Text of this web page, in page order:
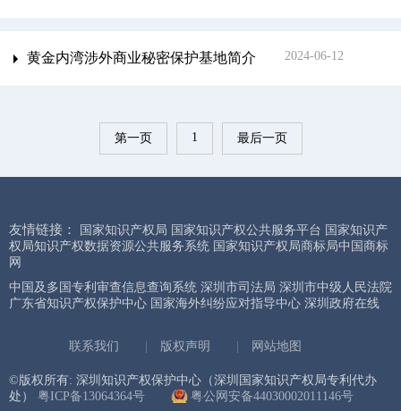
黄金内湾涉外商业秘密保护基地简介 2024-06-12
第一页 1 最后一页
友情链接： 国家知识产权局 国家知识产权公共服务平台 国家知识产
权局知识产权数据资源公共服务系统 国家知识产权局商标局中国商标
网
中国及多国专利审查信息查询系统 深圳市司法局 深圳市中级人民法院
广东省知识产权保护中心 国家海外纠纷应对指导中心 深圳政府在线
联系我们 版权声明 网站地图
©版权所有: 深圳知识产权保护中心（深圳国家知识产权局专利代办
处） 粤ICP备13064364号 粤公网安备44030002011146号